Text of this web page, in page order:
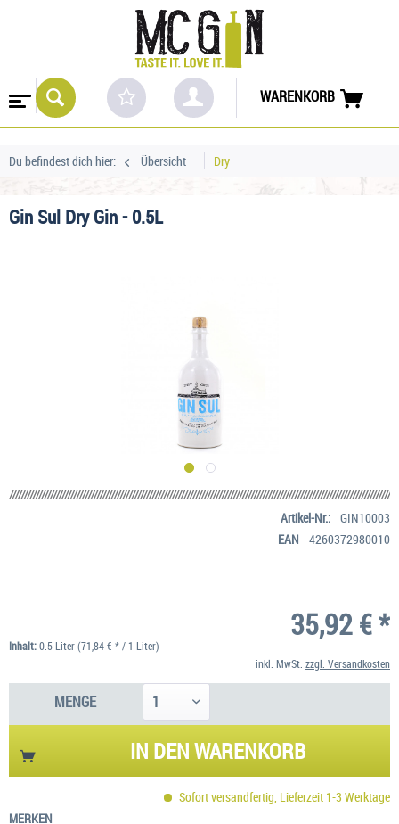
WARENKORB
Du befindest dich hier: Übersicht Dry
Gin Sul Dry Gin - 0.5L
Artikel-Nr.: GIN10003
EAN
4260372980010
35,92 € *
Inhalt:0.5 Liter (71,84 € * / 1 Liter)
inkl. MwSt. zzgl. Versandkosten
MENGE
IN DENWARENKORB
Sofort versandfertig, Lieferzeit 1-3 Werktage
MERKEN